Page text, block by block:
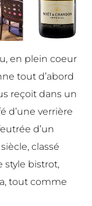
en plein coeur
tout d’abord
reçoit dans un
d’une verrière
d’un
classé
style bistrot,
tout comme